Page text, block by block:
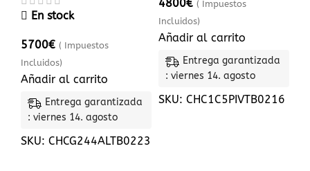
En stock
5700€ ( Impuestos
Incluidos)
Añadir al carrito
Entrega garantizada
: viernes 14. agosto
SKU: CHCG244ALTB0223
4800€ ( Impuestos
Incluidos)
Añadir al carrito
Entrega garantizada
: viernes 14. agosto
SKU: CHC1C5PIVTB0216